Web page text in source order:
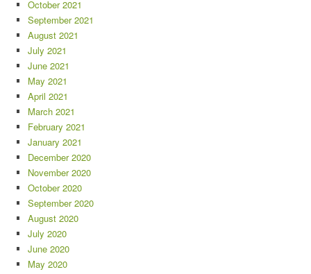
October 2021
September 2021
August 2021
July 2021
June 2021
May 2021
April 2021
March 2021
February 2021
January 2021
December 2020
November 2020
October 2020
September 2020
August 2020
July 2020
June 2020
May 2020